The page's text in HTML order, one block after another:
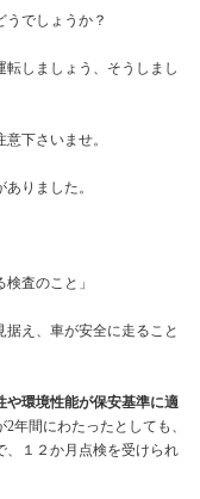
うでしょうか？
しましょう、そうしまし
下さいませ。
りました。
査のこと」
え、車が安全に走ること
や環境性能が保安基準に適
年間にわたったとしても、
、１２か月点検を受けられ